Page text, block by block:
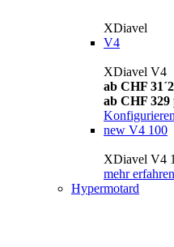
XDiavel
V4
XDiavel V4
ab CHF
ab CHF
Konfigurieren
new V4 100
XDiavel V4
mehr erfahren
Hypermotard